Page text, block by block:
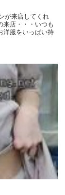
が来店してくれ
来店・・・いつも
洋服をいっぱい持